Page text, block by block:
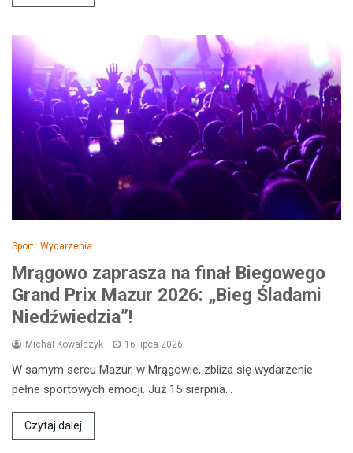
Sport Wydarzenia
Mrągowo zaprasza na finał Biegowego
Grand Prix Mazur 2026: „Bieg Śladami
Niedźwiedzia”!
Michał Kowalczyk 16 lipca 2026
W samym sercu Mazur, w Mrągowie, zbliża się wydarzenie
pełne sportowych emocji. Już 15 sierpnia…
Czytaj dalej